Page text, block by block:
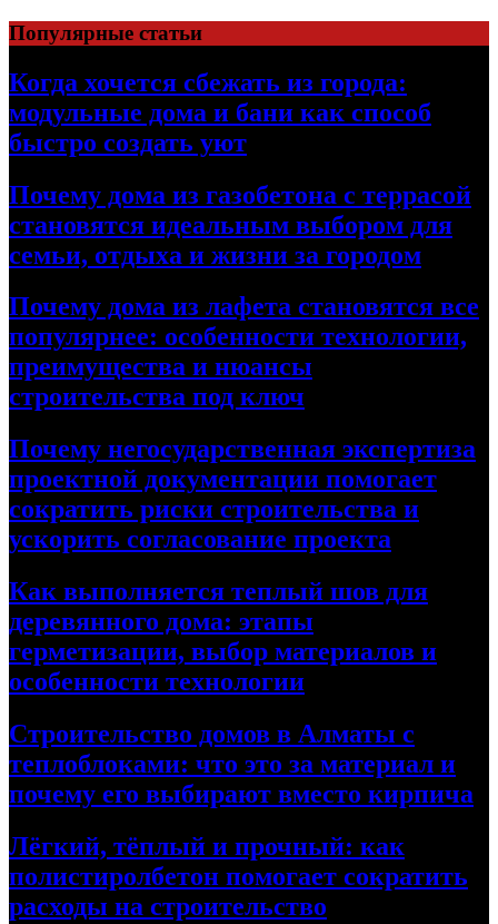
Перейти
к
содержимому
Популярные статьи
Когда хочется сбежать из города:
модульные дома и бани как способ
быстро создать уют
Почему дома из газобетона с террасой
становятся идеальным выбором для
семьи, отдыха и жизни за городом
Почему дома из лафета становятся все
популярнее: особенности технологии,
преимущества и нюансы
строительства под ключ
Почему негосударственная экспертиза
проектной документации помогает
сократить риски строительства и
ускорить согласование проекта
Как выполняется теплый шов для
деревянного дома: этапы
герметизации, выбор материалов и
особенности технологии
Строительство домов в Алматы с
теплоблоками: что это за материал и
почему его выбирают вместо кирпича
Лёгкий, тёплый и прочный: как
полистиролбетон помогает сократить
расходы на строительство